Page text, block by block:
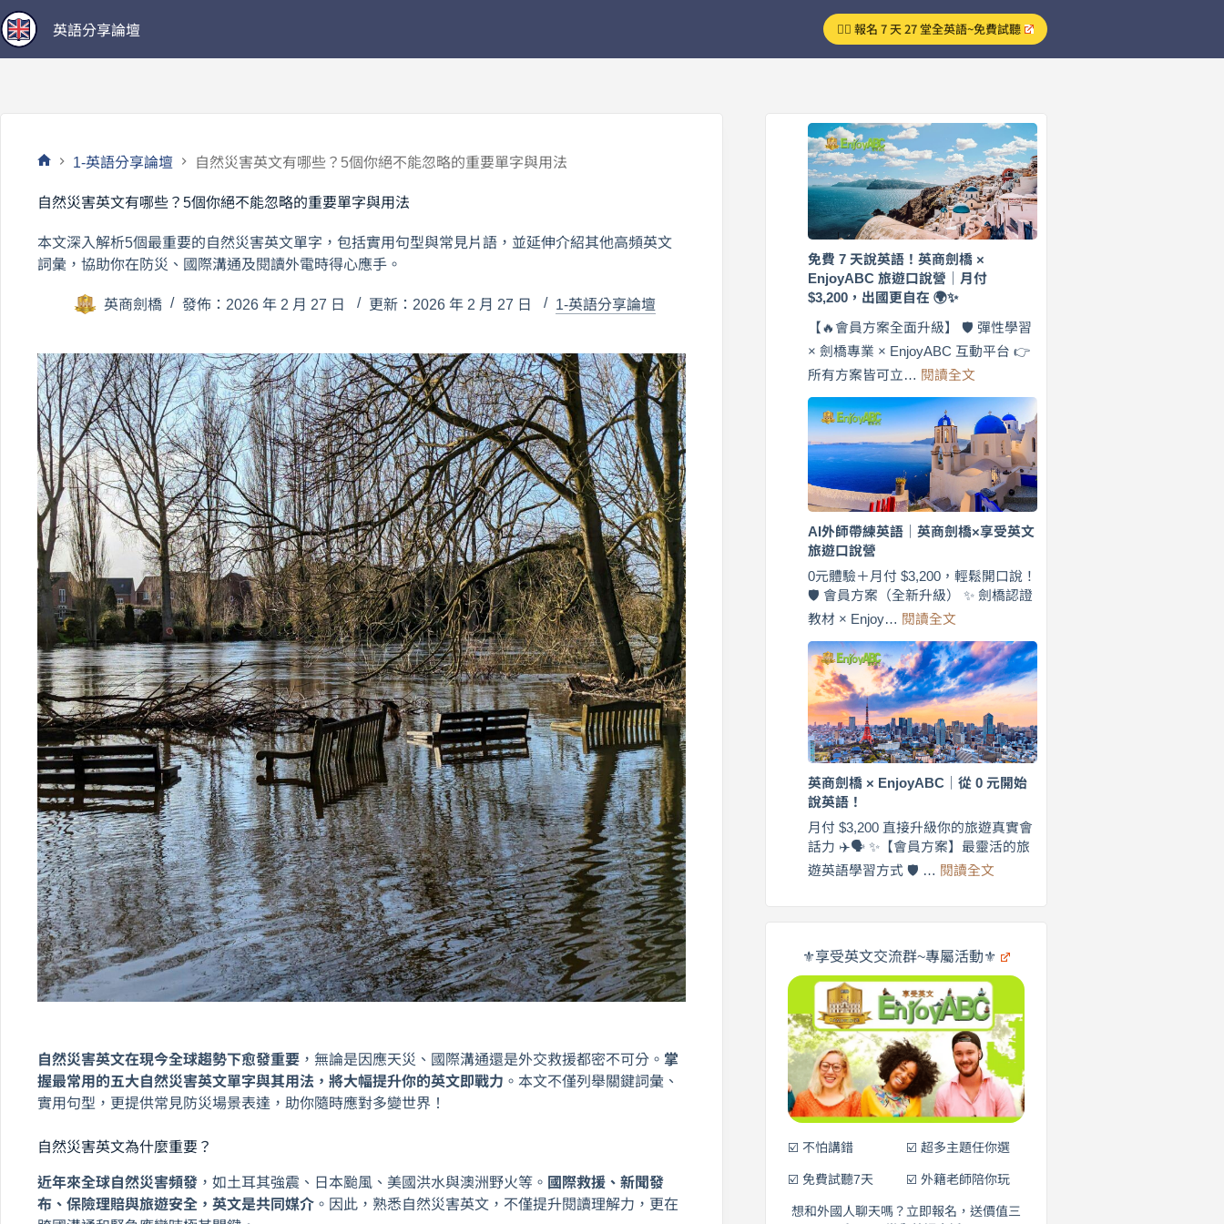
跳
至
主
英語分享論壇 👉🏻 報名 7 天 27 堂全英語~免費試聽
頁
1-英語分享論壇 自然災害英文有哪些？5個你絕不能忽略的重要單字與用法
自然災害英文有哪些？5個你絕不能忽略的重要單字與用法
本文深入解析5個最重要的自然災害英文單字，包括實用句型與常見片語，並延伸介紹其他高頻英文
詞彙，協助你在防災、國際溝通及閱讀外電時得心應手。
英商劍橋 發佈：2026 年 2 月 27 日 更新：2026 年 2 月 27 日 1-英語分享論壇
自然災害英文在現今全球趨勢下愈發重要 ，無論是因應天災、國際溝通還是外交救援都密不可分。 掌
握最常用的五大自然災害英文單字與其用法，將大幅提升你的英文即戰力 。本文不僅列舉關鍵詞彙、
實用句型，更提供常見防災場景表達，助你隨時應對多變世界！
自然災害英文為什麼重要？
近年來全球自然災害頻發 ，如土耳其強震、日本颱風、美國洪水與澳洲野火等。 國際救援、新聞發
布、保險理賠與旅遊安全，英文是共同媒介 。因此，熟悉自然災害英文，不僅提升閱讀理解力，更在
免費 7 天說英語！英商劍橋 ×
EnjoyABC 旅遊口說營｜月付
$3,200，出國更自在 🌍✨
【🔥會員方案全面升級】 🛡️ 彈性學習
× 劍橋專業 × EnjoyABC 互動平台 👉
所有方案皆可立… 閱讀全文
費
7
天
說
英
語！
商
橋
×
EnjoyABC
遊
口
說
營
｜
月
付
$3,200，
更
自
在
✨
AI外師帶練英語｜英商劍橋×享受英文
旅遊口說營
0元體驗＋月付 $3,200，輕鬆開口說！
🛡️ 會員方案（全新升級） ✨ 劍橋認證
教材 × Enjoy… 閱讀全文
外
師
帶
練
英
語
｜
英
劍
橋
×
享
英
旅
遊
口
說
營
英商劍橋 × EnjoyABC｜從 0 元開始
說英語！
月付 $3,200 直接升級你的旅遊真實會
話力 ✈️🗣️ ✨【會員方案】最靈活的旅
遊英語學習方式 🛡️ … 閱讀全文
商
劍
×
EnjoyABC
0
元
開
始
說
英
語！
⚜️享受英文交流群~專屬活動⚜️
☑️ 不怕講錯
☑️ 免費試聽7天
☑️ 超多主題任你選
☑️ 外籍老師陪你玩
想和外國人聊天嗎？立即報名，送價值三